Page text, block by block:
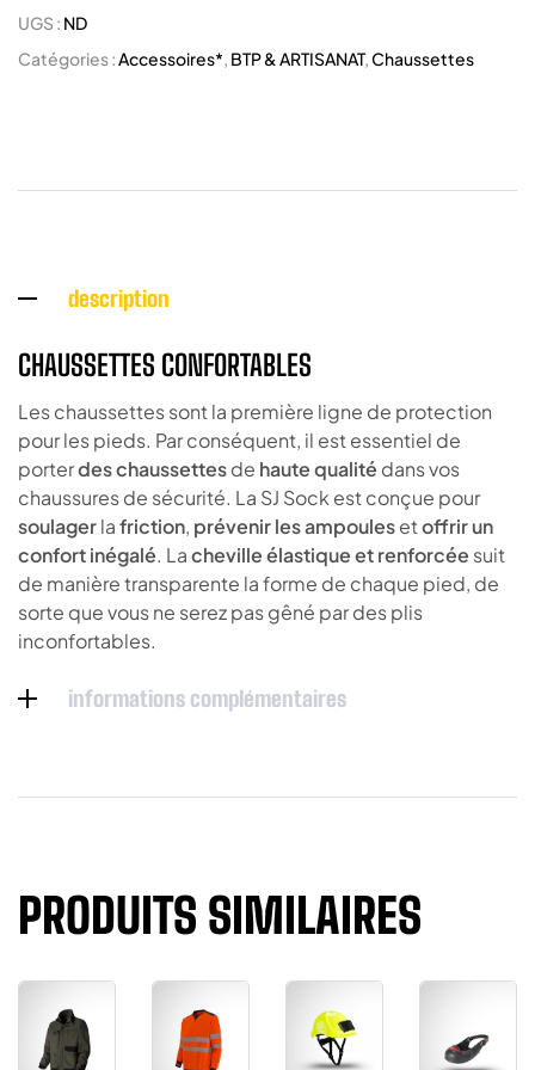
UGS : ND
Catégories :Accessoires*, BTP & ARTISANAT,Chaussettes
description
CHAUSSETTES CONFORTABLES
Les chaussettes sont la première ligne de protection
pour les pieds. Par conséquent, il est essentiel de
porterdes chaussettesde haute qualité dans vos
chaussures de sécurité. La SJ Sock est conçue pour
soulagerlafriction, prévenir les ampoulesetoffrir un
confortinégalé. Lacheville élastique et renforcée suit
de manière transparente la forme de chaque pied, de
sorte que vous ne serez pas gêné par des plis
inconfortables.
informations complémentaires
PRODUITS SIMILAIRES